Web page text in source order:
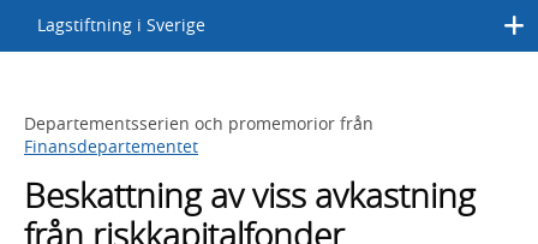
sökförslag
Lagstiftning i Sverige
Departementsserien och promemorior från
Finansdepartementet
Beskattning av viss avkastning